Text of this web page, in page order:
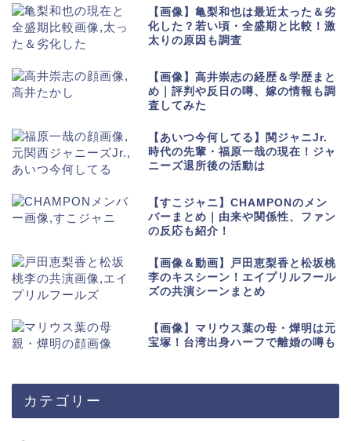
【画像】亀梨和也は最近太った＆劣
化した？若い頃・全盛期と比較！激
太りの原因も調査
【画像】高井崇志の経歴＆学歴まと
め｜評判や反日の噂、嫁の情報も調
査してみた
【あいつ今何してる】関ジャニJr.
時代の先輩・福原一哉の現在！ジャ
ニーズ退所後の活動は
【すこジャニ】CHAMPONのメン
バーまとめ｜由来や関係性、ファン
の反応も紹介！
【画像＆動画】戸田恵梨香と松坂桃
李のキスシーン！エイプリルフール
ズの共演シーンまとめ
【画像】マリウス葉の母・燁明は元
宝塚！台湾出身ハーフで離婚の噂も
カテゴリー